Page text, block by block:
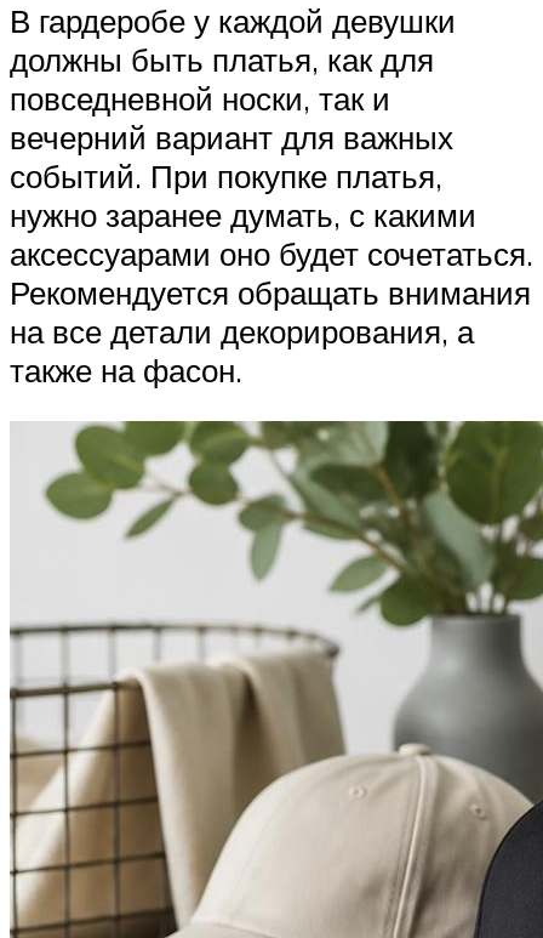
В гардеробе у каждой девушки
должны быть платья, как для
повседневной носки, так и
вечерний вариант для важных
событий. При покупке платья,
нужно заранее думать, с какими
аксессуарами оно будет сочетаться.
Рекомендуется обращать внимания
на все детали декорирования, а
также на фасон.